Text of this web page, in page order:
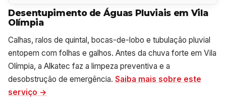
Desentupimento de Águas Pluviais em Vila
Olímpia
Calhas, ralos de quintal, bocas-de-lobo e tubulação pluvial
entopem com folhas e galhos. Antes da chuva forte em Vila
Olímpia, a Alkatec faz a limpeza preventiva e a
desobstrução de emergência. Saiba mais sobre este
serviço →